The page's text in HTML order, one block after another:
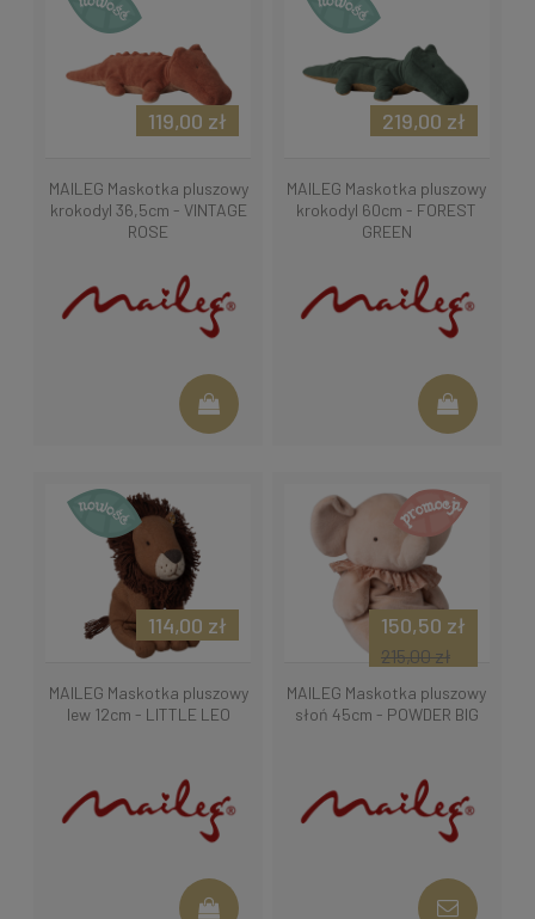
MAILEG Maskotka pluszowy
krokodyl 36,5cm - VINTAGE
ROSE
119,00 zł
MAILEG Maskotka pluszowy
krokodyl 60cm - FOREST
GREEN
219,00 zł
MAILEG Maskotka pluszowy
lew 12cm - LITTLE LEO
114,00 zł
MAILEG Maskotka pluszowy
słoń 45cm - POWDER BIG
150,50 zł
215,00 zł